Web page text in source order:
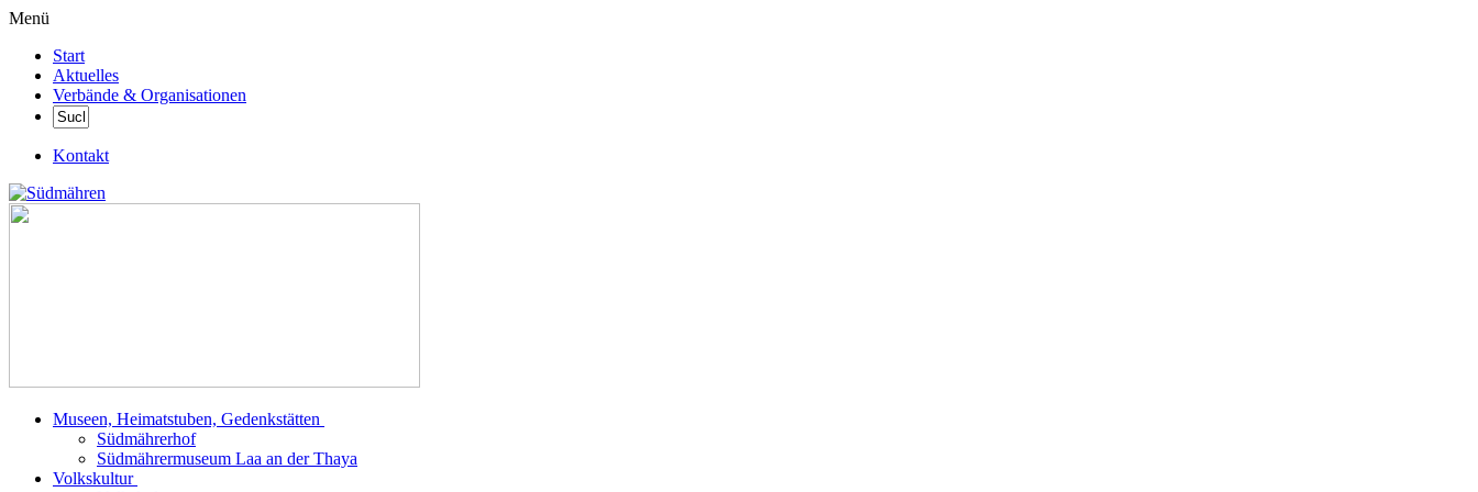
Menü
Start
Aktuelles
Verbände & Organisationen
Kontakt
Museen, Heimatstuben, Gedenkstätten
Südmährerhof
Südmährermuseum Laa an der Thaya
Volkskultur